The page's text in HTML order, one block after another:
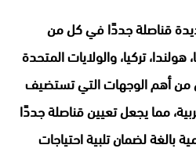
قناصلة جددًا في كل من
هولندا، تركيا، والولايات المتحدة
من أهم الوجهات التي تستضيف
مما يجعل تعيين قناصلة جددًا
بالغة لضمان تلبية احتياجات